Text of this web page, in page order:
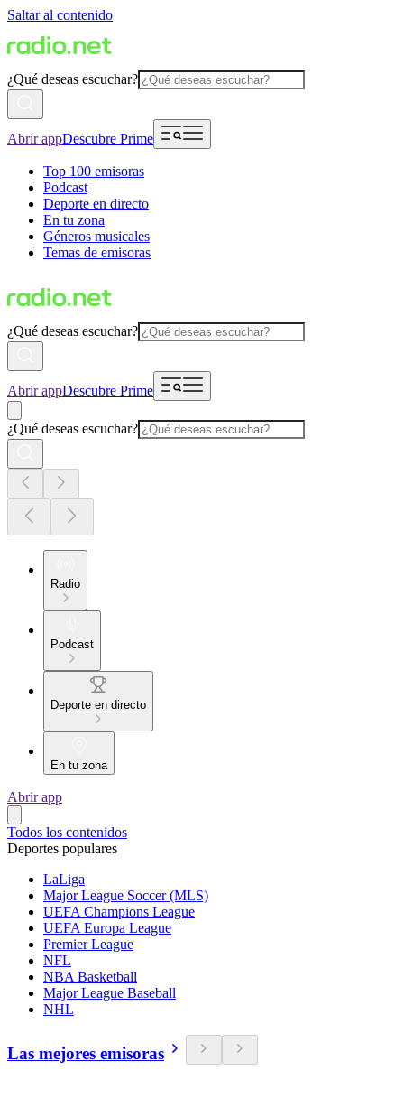
Saltar al contenido
¿Qué deseas escuchar?
Abrir appDescubre Prime
Top 100 emisoras
Podcast
Deporte en directo
En tu zona
Géneros musicales
Temas de emisoras
¿Qué deseas escuchar?
Abrir appDescubre Prime
¿Qué deseas escuchar?
Radio
Podcast
Deporte en directo
En tu zona
Abrir app
Todos los contenidos
Deportes populares
LaLiga
Major League Soccer (MLS)
UEFA Champions League
UEFA Europa League
Premier League
NFL
NBA Basketball
Major League Baseball
NHL
Las mejores emisoras